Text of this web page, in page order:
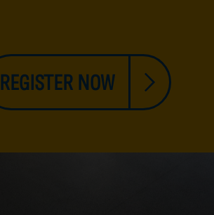
REGISTER NOW